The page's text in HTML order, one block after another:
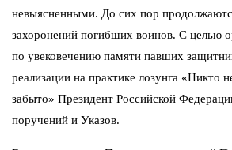
невыясненными. До сих пор
захоронений погибших воинов. С целью
по увековечению памяти павших
реализации на практике лозунга «Никто
забыто» Президент Российской
поручений и Указов.